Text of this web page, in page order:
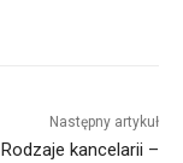
Następny artykuł
Rodzaje kancelarii –